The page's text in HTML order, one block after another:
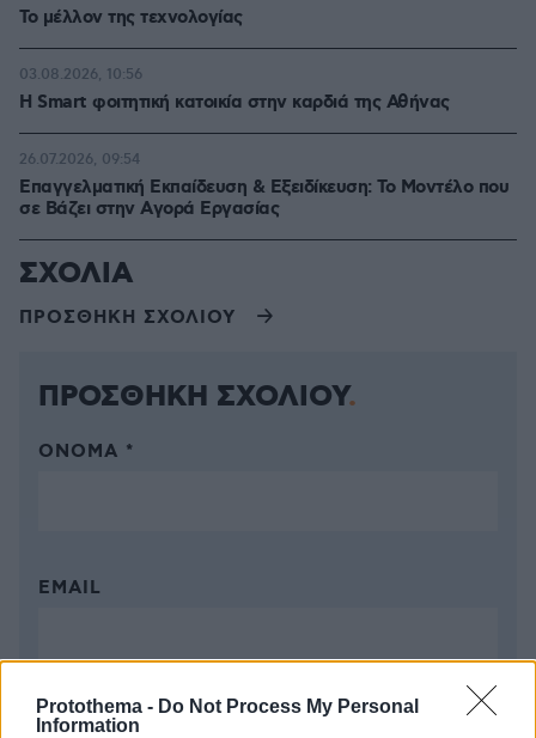
Protothema - Do Not Process My Personal
Information
Το μέλλον της τεχνολογίας
Η Smart φοιτητική κατοικία στην καρδιά της Αθήνας
03.08.2026, 10:56
Επαγγελματική Εκπαίδευση & Εξειδίκευση: Το Mοντέλο που
σε Bάζει στην Aγορά Eργασίας
26.07.2026, 09:54
ΣΧΟΛΙΑ
ΠΡΟΣΘΗΚΗ ΣΧΟΛΙΟΥ
ΠΡΟΣΘΗΚΗ ΣΧΟΛΙΟΥ
ΌΝΟΜΑ *
EMAIL
ΣΧΌΛΙΟ *